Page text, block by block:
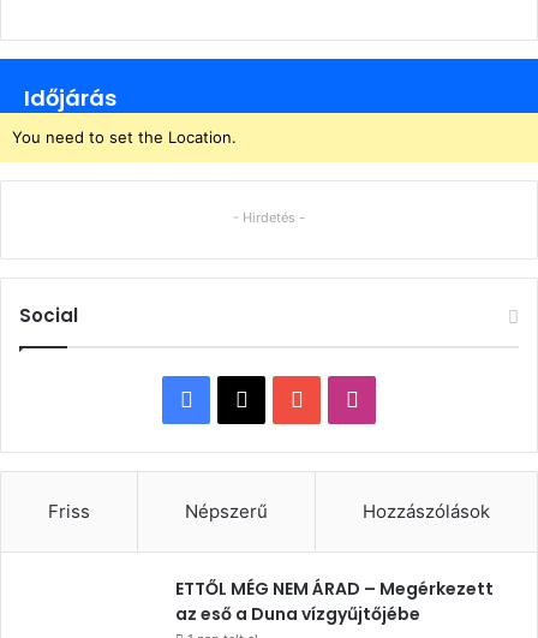
Időjárás
You need to set the Location.
- Hirdetés -
Social
Facebook
X YouTube
Friss Népszerű Hozzászólások
ETTŐL MÉG NEM ÁRAD – Megérkezett
az eső a Duna vízgyűjtőjébe